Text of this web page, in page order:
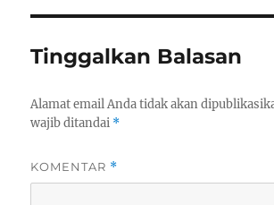
Tinggalkan Balasan
Alamat email Anda tidak akan
wajib ditandai *
KOMENTAR *